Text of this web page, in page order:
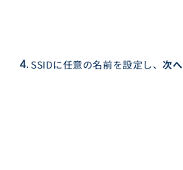
SSIDに任意の名前を設定し、次へ